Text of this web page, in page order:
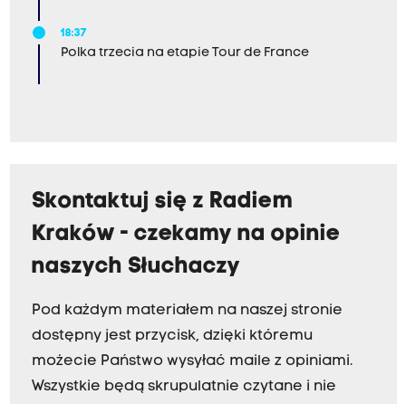
18:37
Polka trzecia na etapie Tour de France
Skontaktuj się z Radiem
Kraków - czekamy na opinie
naszych Słuchaczy
Pod każdym materiałem na naszej stronie
dostępny jest przycisk, dzięki któremu
możecie Państwo wysyłać maile z opiniami.
Wszystkie będą skrupulatnie czytane i nie